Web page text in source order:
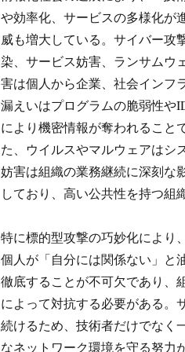
や効率化、サービスの多様化が
威も増大している。サイバー攻
染、サービス妨害、ランサムウ
害は個人から企業、社会インフ
漏えいはプログラムの脆弱性や
により機密情報が奪われること
た、ウイルスやマルウェアはシ
妨害は組織の業務継続に深刻な
しており、高い公共性を持つ組
特に標的型攻撃の巧妙化により
個人が「自分には関係ない」と
徹底することが不可欠であり、
によって対抗する必要がある。
続けるため、技術者だけでなく
なネットワーク環境を守る努力